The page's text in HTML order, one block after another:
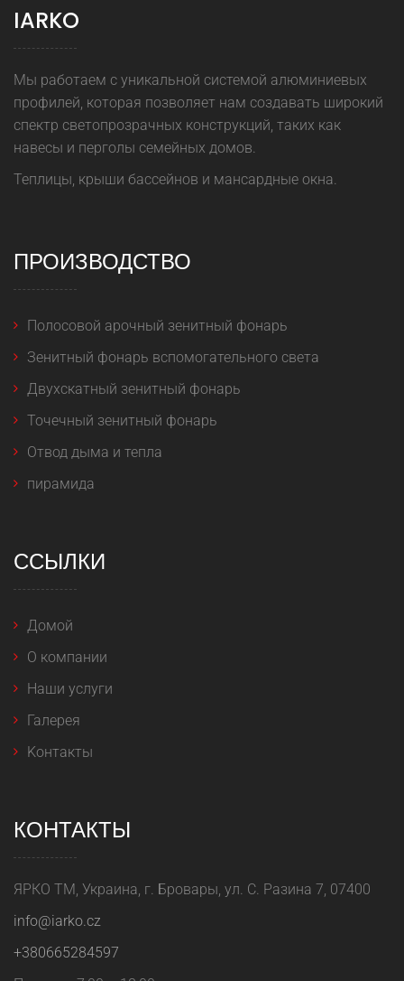
IARKO
Мы работаем с уникальной системой алюминиевых
профилей, которая позволяет нам создавать широкий
спектр светопрозрачных конструкций, таких как
навесы и перголы семейных домов.
Теплицы, крыши бассейнов и мансардные окна.
ПРОИЗВОДСТВО
Полосовой арочный зенитный фонарь
Зенитный фонарь вспомогательного света
Двухскатный зенитный фонарь
Точечный зенитный фонарь
Отвод дыма и тепла
пирамида
ССЫЛКИ
Домой
O компании
Наши услуги
Галерея
Kонтакты
КОНТАКТЫ
ЯРКО ТМ, Украина, г. Бровары, ул. С. Разина 7, 07400
info@iarko.cz
+380665284597